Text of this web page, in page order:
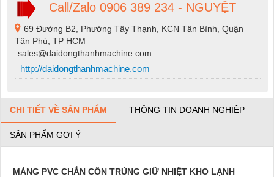
Call/Zalo 0906 389 234 - NGUYỆT
69 Đường B2, Phường Tây Thạnh, KCN Tân Bình, Quận
Tân Phú, TP HCM
sales@daidongthanhmachine.com
http://daidongthanhmachine.com
CHI TIẾT VỀ SẢN PHẨM THÔNG TIN DOANH NGHIỆP
SẢN PHẨM GỢI Ý
MÀNG PVC CHẮN CÔN TRÙNG GIỮ NHIỆT KHO LẠNH